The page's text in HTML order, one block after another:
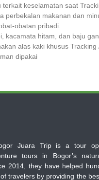
terkait keselamatan saat
perbekalan makanan dan
obatan pribadi.
kacamata hitam, dan baju
alas kaki khusus
dipakai
Juara Trip is a tour
tours in Bogor’s
2014, they have helped
travelers by providing the